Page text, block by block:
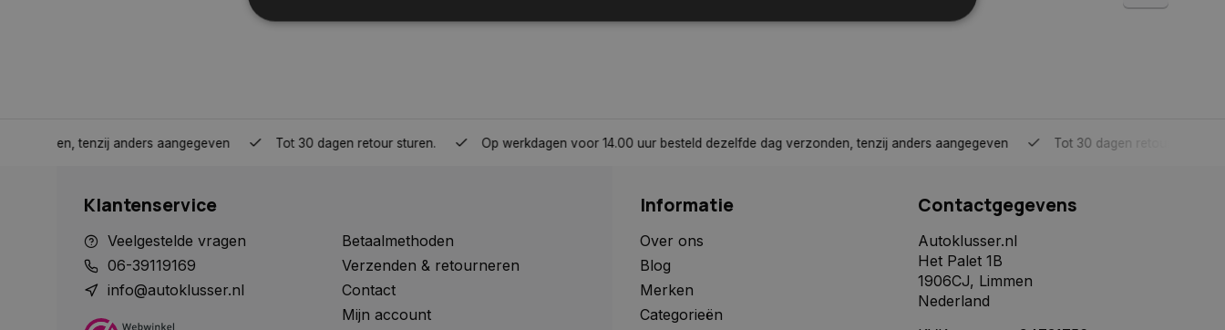
tenzij anders aangegeven Tot 30 dagen retour sturen. Op werkdagen voor 14.00 uur besteld dezelfde dag verzonden, tenzij anders aangegeven Tot 30 dagen retour sturen.
Klantenservice
Veelgestelde vragen
06-39119169
info@autoklusser.nl
Betaalmethoden
Verzenden & retourneren
Contact
Mijn account
Informatie
Over ons
Blog
Merken
Categorieën
Contactgegevens
Autoklusser.nl
Het Palet 1B
1906CJ, Limmen
Nederland
Dit cookie wordt gebruikt om een identificatiecode
sessie ID wordt gebruikt om een veilige en
consistente gebruikerservaring te behouden, ervoor
te zorgen dat pagina wijzigingen of item selecties
worden onthouden van pagina naar pagina. Het slaat
geen persoonlijke gegevens op.
__cf_bm
Deze cookie wordt gebruikt om onderscheid te